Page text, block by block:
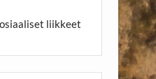
liikkeet